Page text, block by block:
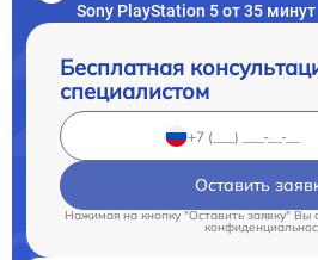
Sony PlayStation 5 от 35 минут
Бесплатная
специалистом
Оставить
Нажимая на кнопку "Оставить заявку" Вы